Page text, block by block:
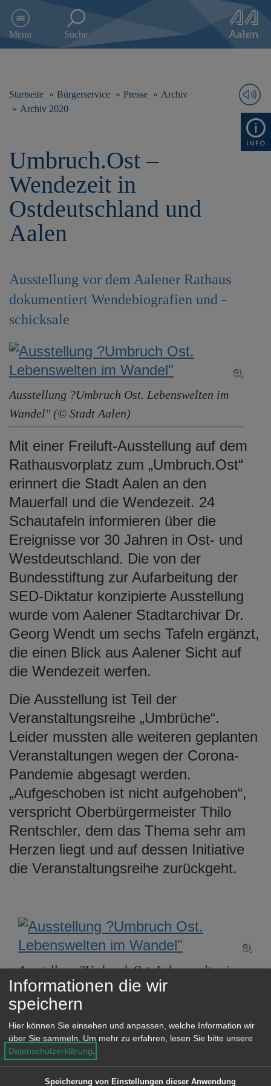
e
Menu Suche
Startseite Bürgerservice Presse
Archiv
Archiv 2020
Umbruch.Ost –
Wendezeit in
Ostdeutschland und
Aalen
Ausstellung vor dem Aalener Rathaus
dokumentiert Wendebiografien und -
schicksale
Ausstellung ?Umbruch Ost. Lebenswelten im
Wandel" (© Stadt Aalen)
Mit einer Freiluft-Ausstellung auf dem
Rathausvorplatz zum „Umbruch.Ost“
erinnert die Stadt Aalen an den
Mauerfall und die Wendezeit. 24
Schautafeln informieren über die
Ereignisse vor 30 Jahren in Ost- und
Westdeutschland. Die von der
Bundesstiftung zur Aufarbeitung der
SED-Diktatur konzipierte Ausstellung
wurde vom Aalener Stadtarchivar Dr.
Georg Wendt um sechs Tafeln ergänzt,
die einen Blick aus Aalener Sicht auf
die Wendezeit werfen.
Die Ausstellung ist Teil der
Veranstaltungsreihe „Umbrüche“.
Leider mussten alle weiteren geplanten
Veranstaltungen wegen der Corona-
Pandemie abgesagt werden.
„Aufgeschoben ist nicht aufgehoben“,
verspricht Oberbürgermeister Thilo
Rentschler, dem das Thema sehr am
Herzen liegt und auf dessen Initiative
die Veranstaltungsreihe zurückgeht.
Ausstellung ?Umbruch Ost. Lebenswelten im
Wandel" (© Stadt Aalen)
„Diese Ausstellung soll ein Zeichen
dafür sein, dass es auch wichtige
Themen neben der Pandemie gibt, z.B.
Aufbau einer Demokratie und
Informationen die wir
speichern
Hier können Sie einsehen und anpassen, welche Information wir
über Sie sammeln.
Um mehr zu erfahren, lesen Sie bitte unsere
Datenschutzerklärung
Speicherung von Einstellungen dieser Anwendung